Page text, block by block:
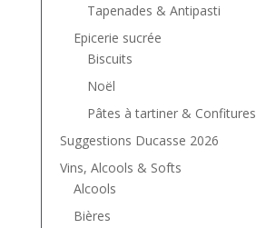
Tapenades & Antipasti
Epicerie sucrée
Biscuits
Noël
Pâtes à tartiner & Confitures
Suggestions Ducasse 2026
Vins, Alcools & Softs
Alcools
Bières